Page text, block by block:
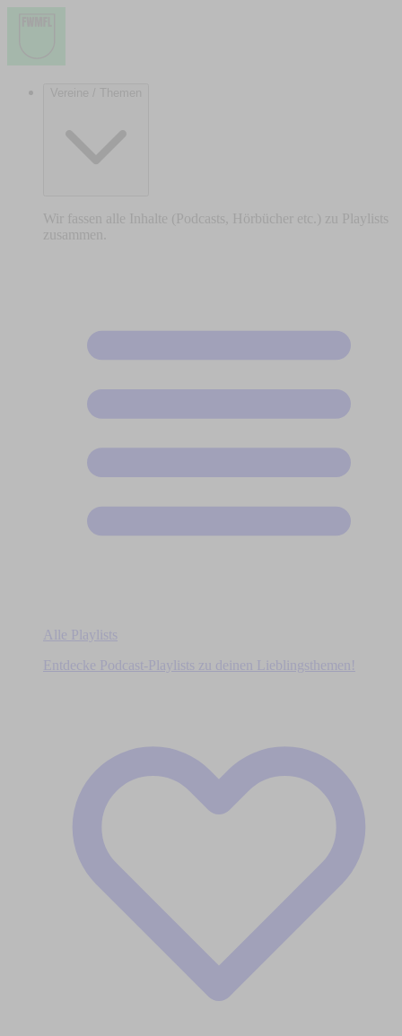
Vereine / Themen
Wir fassen alle Inhalte (Podcasts, Hörbücher etc.) zu Playlists
zusammen.
Alle Playlists
Entdecke Podcast-Playlists zu deinen Lieblingsthemen!